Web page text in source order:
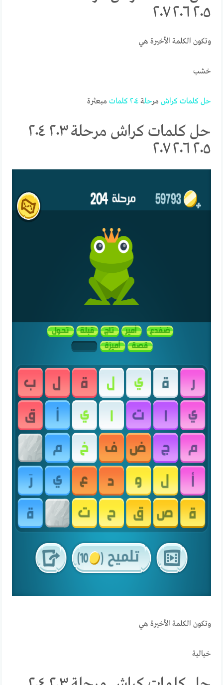
٢٠٥ ٢٠٦ ٢٠٧
وتكون الكلمة الأخيرة هي
خشب
حل كلمات كراش مرحلة٢٠٤ كلمات مبعثرة
حل كلمات كراش مرحلة ٢٠٣ ٢٠٤
٢٠٥ ٢٠٦ ٢٠٧
وتكون الكلمة الأخيرة هي
خيالية